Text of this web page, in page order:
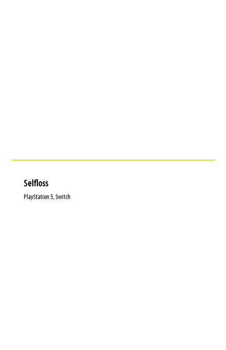
Selfloss
PlayStation 5, Switch